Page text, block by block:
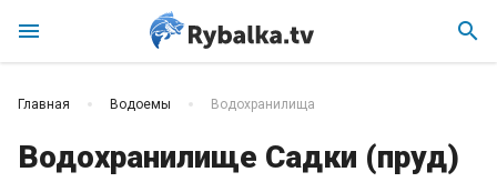
menu search
Главная Водоемы Водохранилища
Водохранилище Садки (пруд)